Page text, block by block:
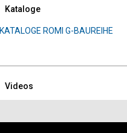
Kataloge
KATALOGE ROMI G-BAUREIHE
Videos